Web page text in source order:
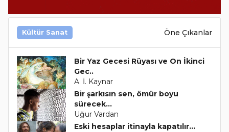
Kültür Sanat Öne Çıkanlar
Bir Yaz Gecesi Rüyası ve On İkinci
Gec..
A. İ. Kaynar
Bir şarkısın sen, ömür boyu
sürecek...
Uğur Vardan
Eski hesaplar itinayla kapatılır...